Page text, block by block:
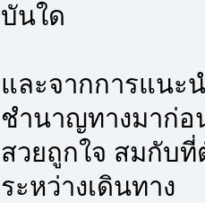
บันใด
และจากการแนะ
ชำนาญทางมาก่อ
สวยถูกใจ สมกับที่
ระหว่างเดินทาง